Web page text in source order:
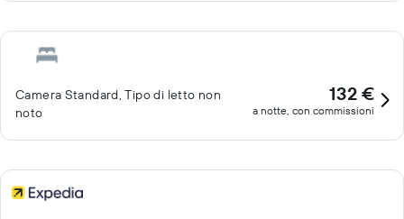
Camera Standard, Tipo di letto non
noto
132 €
a notte, con commissioni